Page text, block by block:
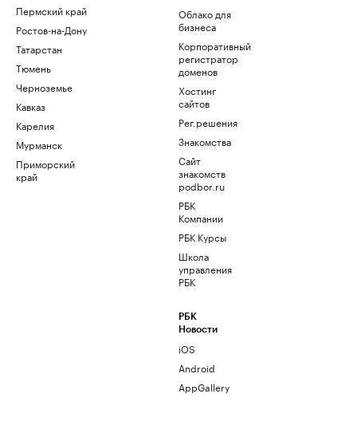
Пермский край
Ростов-на-Дону
Татарстан
Тюмень
Черноземье
Кавказ
Карелия
Мурманск
Приморский
край
Облако для
бизнеса
Корпоративный
регистратор
доменов
Хостинг
сайтов
Рег.решения
Знакомства
Сайт
знакомств
podbor.ru
РБК
Компании
РБК Курсы
Школа
управления
РБК
РБК
Новости
iOS
Android
AppGallery